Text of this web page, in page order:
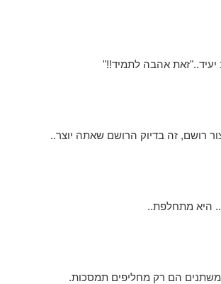
יעיד.."זאת אהבה לתמיד!!"
רושם, זה בדיוק הרושם שאתה יוצר..
היא מתחלפת..
הם רק מחליפים תמסכות.